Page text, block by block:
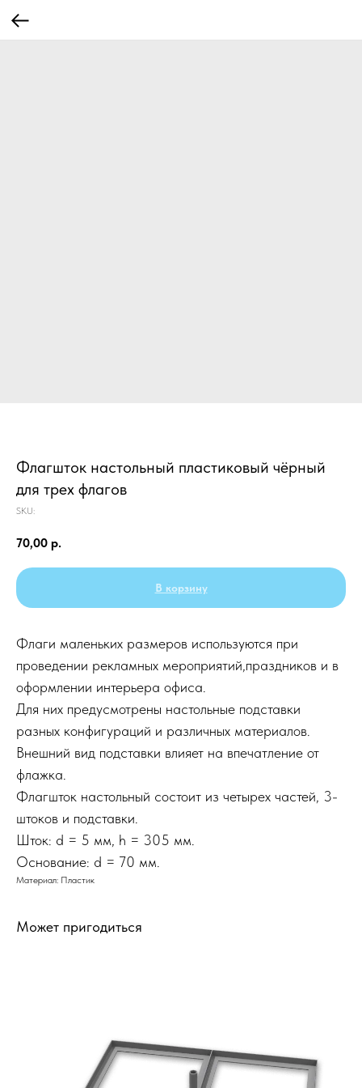
Флагшток настольный пластиковый чёрный
для трех флагов
SKU:
70,00 р.
В корзину
Флаги маленьких размеров используются при
проведении рекламных мероприятий,праздников и в
оформлении интерьера офиса.
Для них предусмотрены настольные подставки
разных конфигураций и различных материалов.
Внешний вид подставки влияет на впечатление от
флажка.
Флагшток настольный состоит из четырех частей, 3-
штоков и подставки.
Шток: d = 5 мм, h = 305 мм.
Основание: d = 70 мм.
Материал: Пластик
Может пригодиться